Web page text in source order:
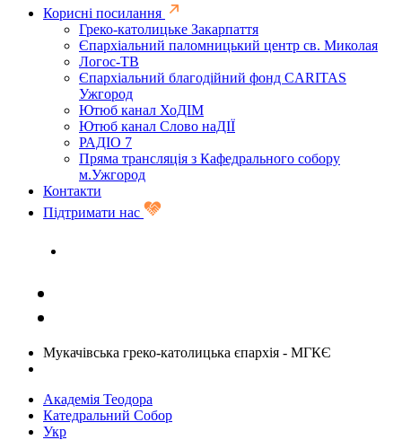
Корисні посилання
Греко-католицьке Закарпаття
Єпархіальний паломницький центр св. Миколая
Логос-ТВ
Єпархіальний благодійний фонд CARITAS
Ужгород
Ютюб канал ХоДІМ
Ютюб канал Слово наДІЇ
РАДІО 7
Пряма трансляція з Кафедрального собору
м.Ужгород
Контакти
Підтримати нас
Мукачівська греко-католицька єпархія - МГКЄ
Академія Теодора
Катедральний Собор
Укр